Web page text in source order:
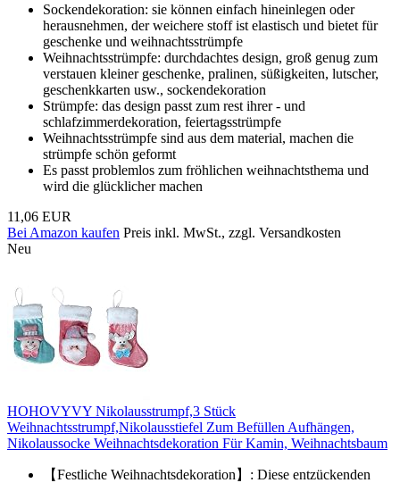
Sockendekoration: sie können einfach hineinlegen oder
herausnehmen, der weichere stoff ist elastisch und bietet für
geschenke und weihnachtsstrümpfe
Weihnachtsstrümpfe: durchdachtes design, groß genug zum
verstauen kleiner geschenke, pralinen, süßigkeiten, lutscher,
geschenkkarten usw., sockendekoration
Strümpfe: das design passt zum rest ihrer - und
schlafzimmerdekoration, feiertagsstrümpfe
Weihnachtsstrümpfe sind aus dem material, machen die
strümpfe schön geformt
Es passt problemlos zum fröhlichen weihnachtsthema und
wird die glücklicher machen
11,06 EUR
Bei Amazon kaufen Preis inkl. MwSt., zzgl. Versandkosten
Neu
HOHOVYVY Nikolausstrumpf,3 Stück
Weihnachtsstrumpf,Nikolausstiefel Zum Befüllen Aufhängen,
Nikolaussocke Weihnachtsdekoration Für Kamin, Weihnachtsbaum
【Festliche Weihnachtsdekoration】: Diese entzückenden